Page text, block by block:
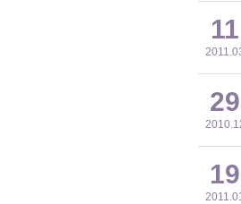
11
29
19
2011.01